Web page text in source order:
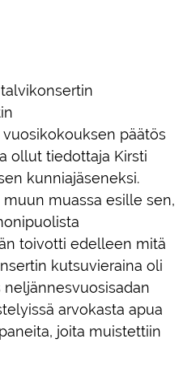
talvikonsertin
päätös
ollut tiedottaja Kirsti
kunniajäseneksi.
muassa esille sen,
toivotti edelleen mitä
kutsuvieraina oli
neljännesvuosisadan
arvokasta apua
joita muistettiin